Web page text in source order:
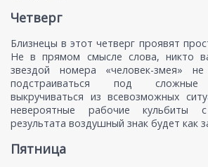
Четверг
Близнецы в этот четверг проявят
Не в прямом смысле слова, никто
звездой номера «человек-змея»
подстраиваться под сложные
выкручиваться из всевозможных
невероятные рабочие кульбиты
результата воздушный знак будет как
Пятница